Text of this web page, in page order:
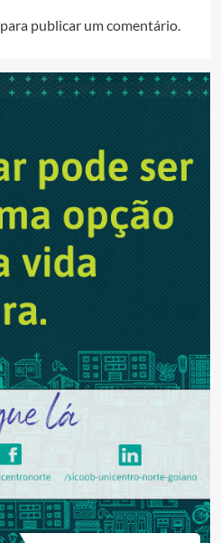
para publicar um comentário.